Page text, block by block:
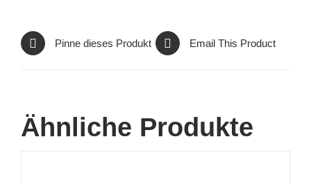
Pinne dieses Produkt Email This Product
Ähnliche Produkte